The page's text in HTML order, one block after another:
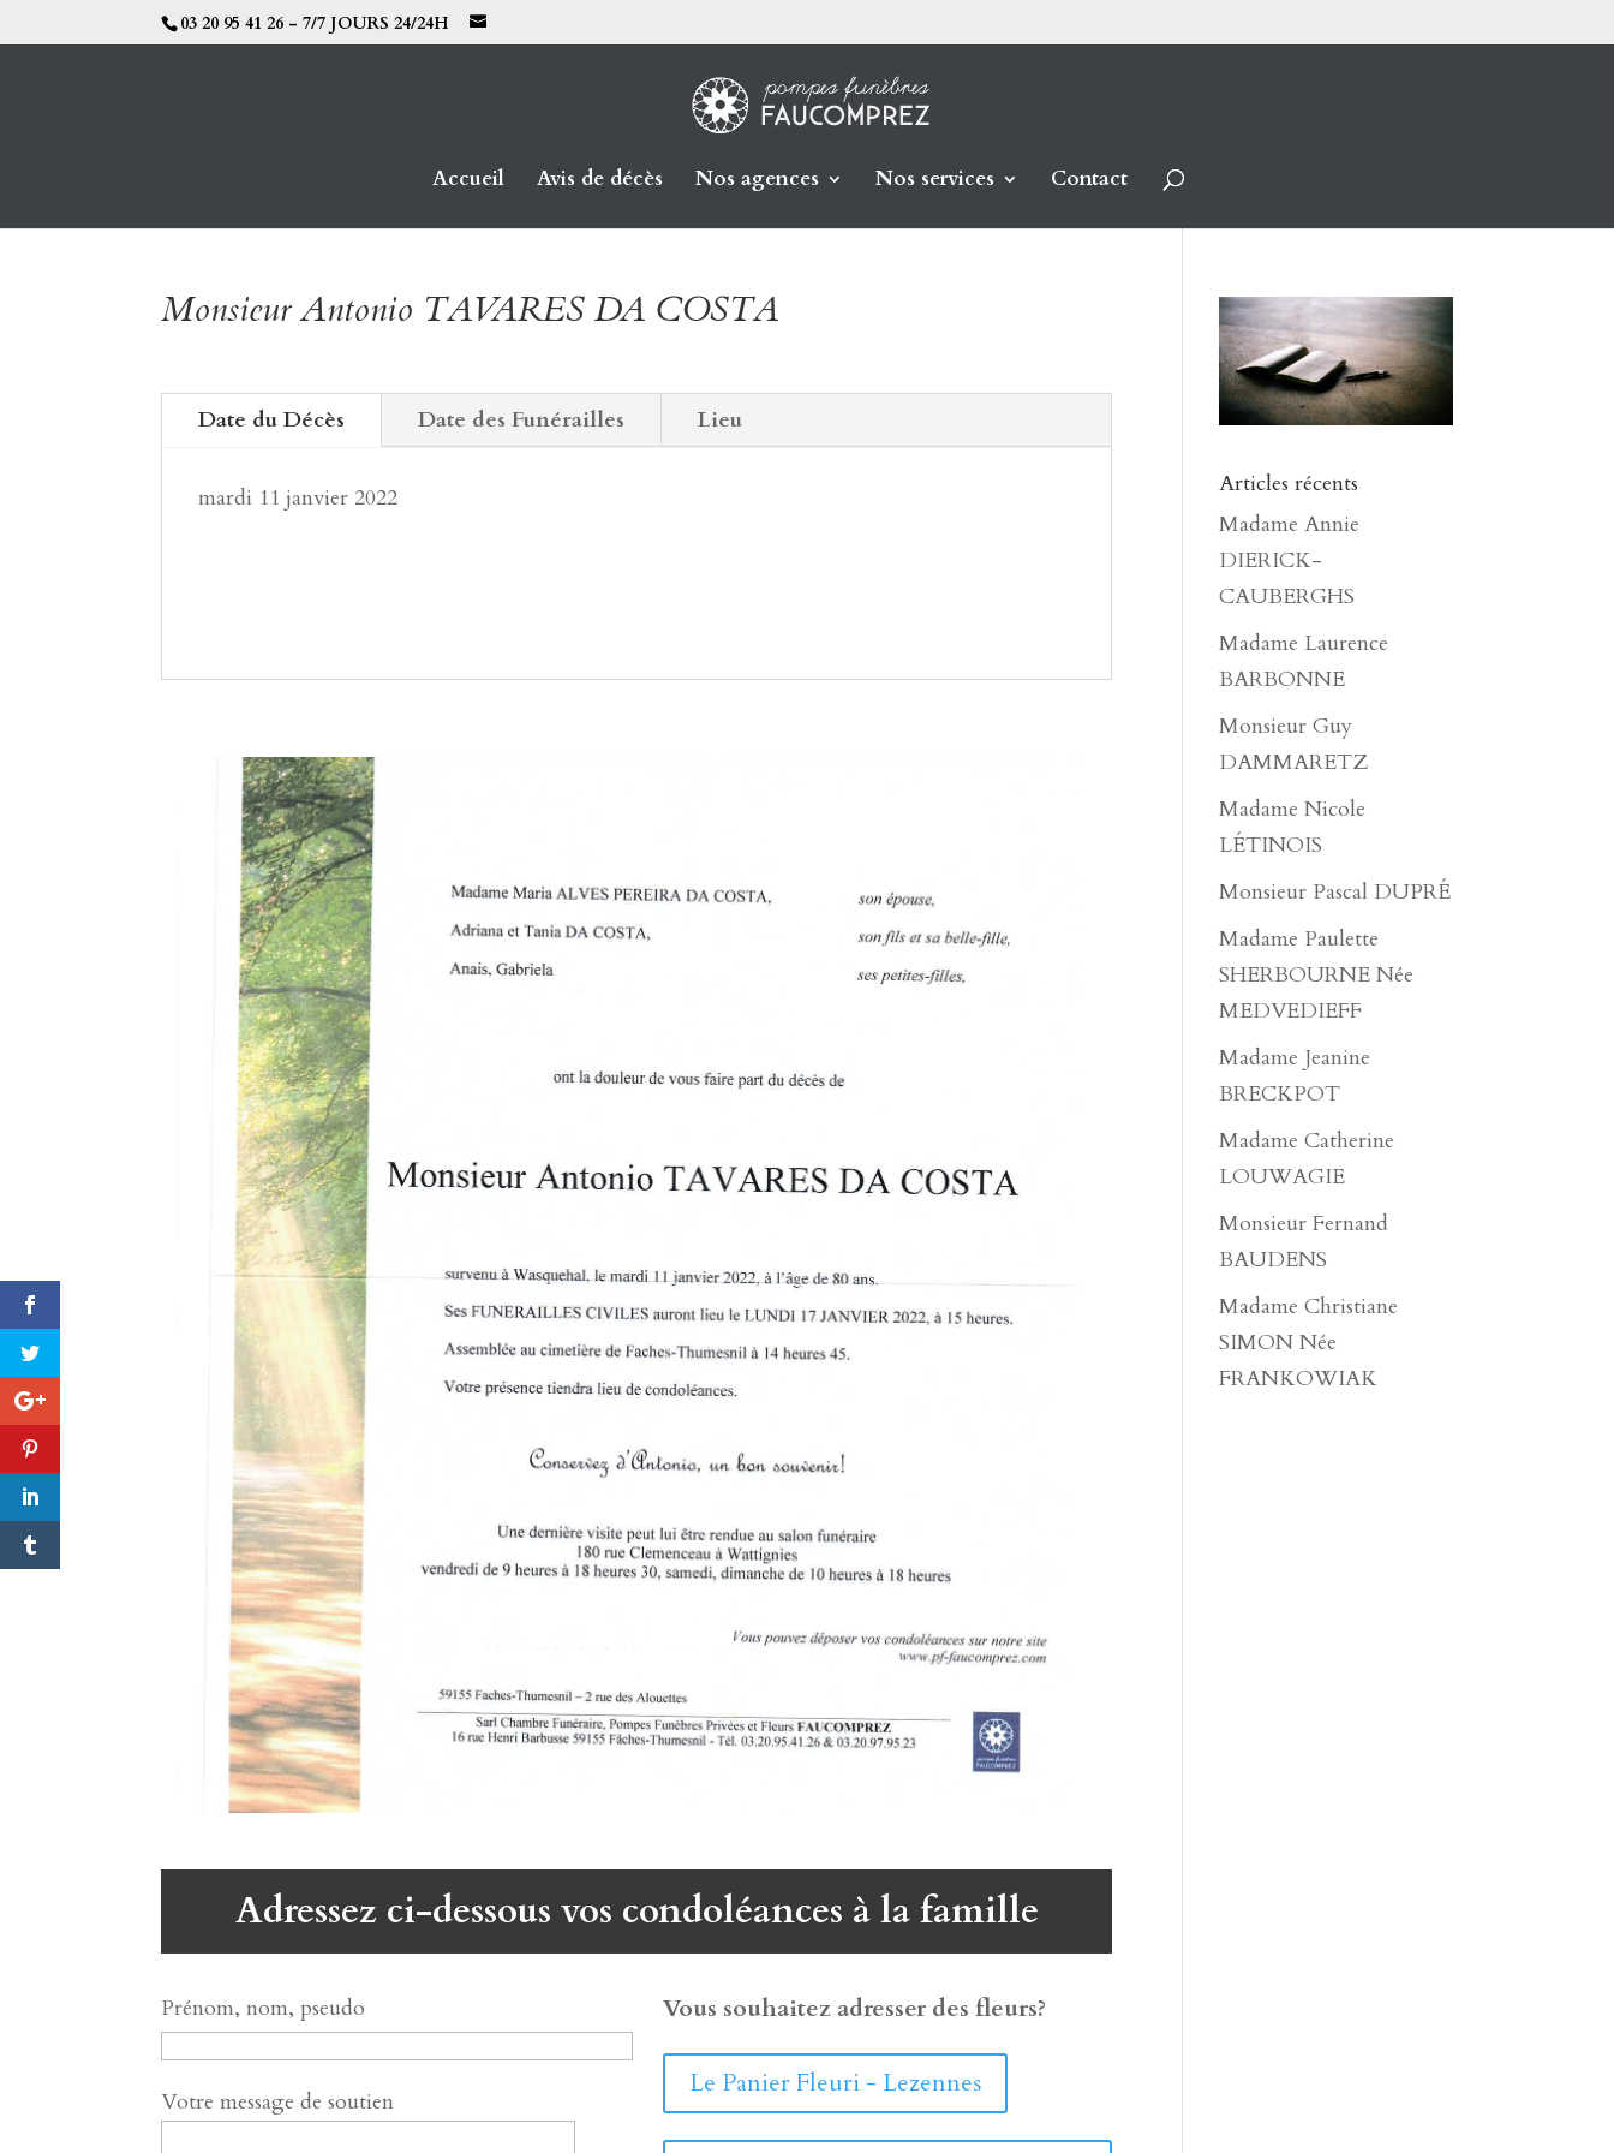
03 20 95 41 26 - 7/7 JOURS 24/24H
Accueil Avis de décès Nos agences Nos services Contact
Monsieur Antonio TAVARES DA COSTA
Date du Décès Date des Funérailles Lieu
mardi 11 janvier 2022
Adressez ci-dessous vos condoléances à la famille
Prénom, nom, pseudo
Votre message de soutien
Vous souhaitez adresser des fleurs?
Le Panier Fleuri - Lezennes
Articles récents
Madame Annie
DIERICK-
CAUBERGHS
Madame Laurence
BARBONNE
Monsieur Guy
DAMMARETZ
Madame Nicole
LÉTINOIS
Monsieur Pascal DUPRÉ
Madame Paulette
SHERBOURNE Née
MEDVEDIEFF
Madame Jeanine
BRECKPOT
Madame Catherine
LOUWAGIE
Monsieur Fernand
BAUDENS
Madame Christiane
SIMON Née
FRANKOWIAK